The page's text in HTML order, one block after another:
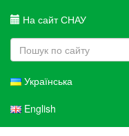
На сайт СНАУ
Українська
English